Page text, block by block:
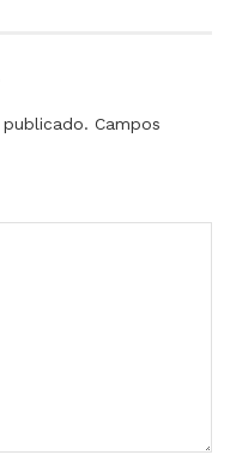
Campos